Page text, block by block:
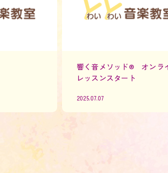
響く音メソッド® オンラ
レッスンスタート
2025.07.07